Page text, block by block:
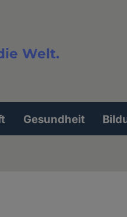
Welt.
Gesundheit